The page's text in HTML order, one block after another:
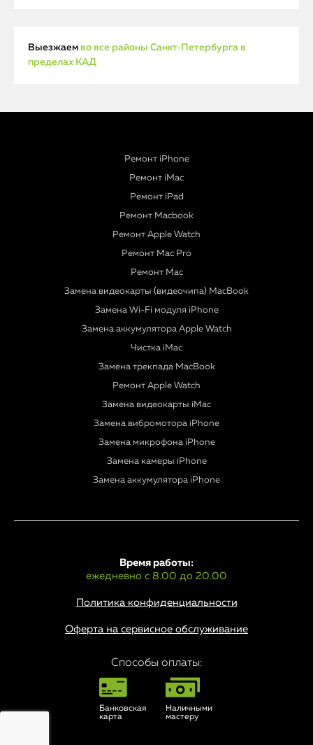
Выезжаем во все районы Санкт‑Петербурга в
пределах КАД
Ремонт iPhone
Ремонт iMac
Ремонт iPad
Ремонт Macbook
Ремонт Apple Watch
Ремонт Mac Pro
Ремонт Mac
Замена видеокарты (видеочипа) MacBook
Замена Wi-Fi модуля iPhone
Замена аккумулятора Apple Watch
Чистка iMac
Замена трекпада MacBook
Ремонт Apple Watch
Замена видеокарты iMac
Замена вибромотора iPhone
Замена микрофона iPhone
Замена камеры iPhone
Замена аккумулятора iPhone
Политика конфиденциальности
Время работы:
ежедневно с 8.00 до 20.00
Оферта на сервисное обслуживание
Способы оплаты:
Банковская
карта
Наличными
мастеру